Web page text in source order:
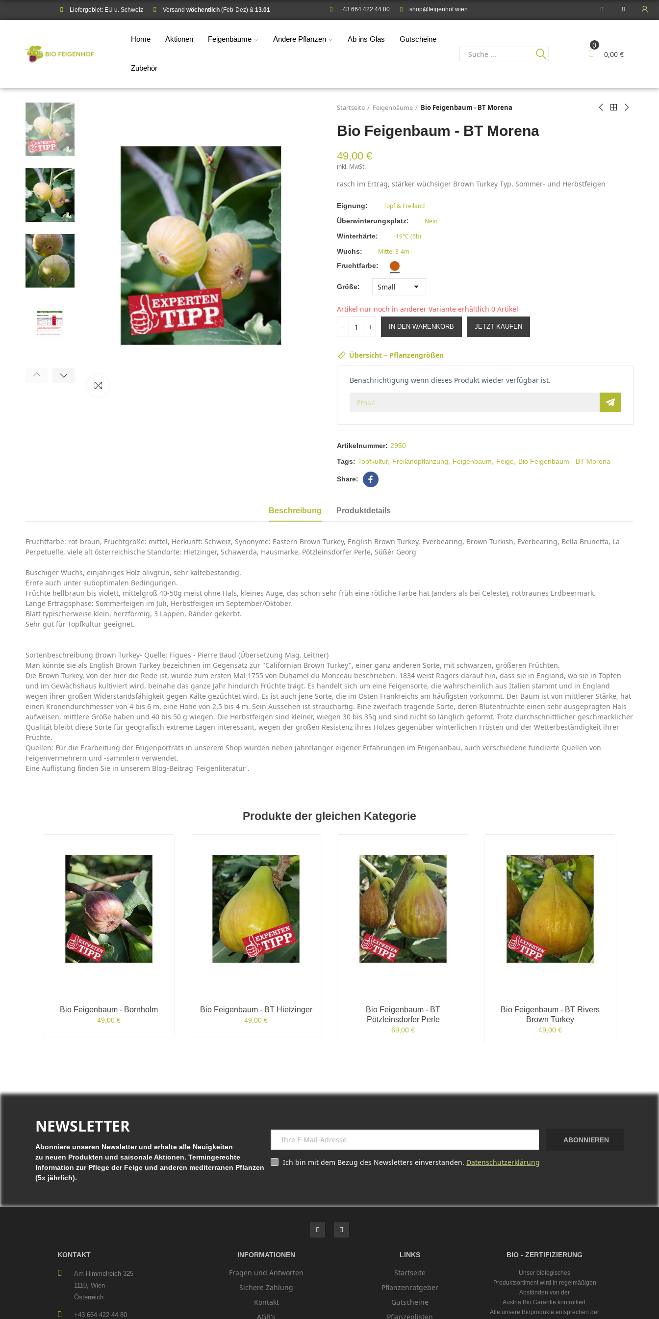
Liefergebiet: EU u. Schweiz Versand wöchentlich(Feb-Dez) & 13.01 +43 664 422 44 80 shop@feigenhof.wien
Home Aktionen Feigenbäume Andere Pflanzen Ab ins Glas Gutscheine
Zubehör
0
0,00 €
Startseite Feigenbäume Bio Feigenbaum - BT Morena
Bio Feigenbaum - BT Morena
49,00 €
inkl. MwSt.
rasch im Ertrag, stärker wüchsiger Brown Turkey Typ, Sommer- und Herbstfeigen
Eignung Topf & Freiland
Überwinterungsplatz Nein
Winterhärte -19°C (6b)
Wuchs Mittel 3-4m
Fruchtfarbe
Größe
Artikel nur noch in anderer Variante erhältlich 0 Artikel
IN DEN WARENKORB JETZT KAUFEN
Übersicht – Pflanzengrößen
Benachrichtigung wenn dieses Produkt wieder verfügbar ist.
Artikelnummer: 2950
Tags: Topfkultur Freilandpflanzung Feigenbaum Feige Bio Feigenbaum - BT Morena
Beschreibung Produktdetails
Fruchtfarbe: rot-braun, Fruchtgröße: mittel, Herkunft: Schweiz, Synonyme: Eastern Brown Turkey, English Brown Turkey, Everbearing, Brown Turkish, Everbearing, Bella Brunetta, La
Perpetuelle, viele alt österreichische Standorte: Hietzinger, Schawerda, Hausmarke, Pötzleinsdorfer Perle, Süßér Georg
Buschiger Wuchs, einjähriges Holz olivgrün, sehr kältebeständig.
Ernte auch unter suboptimalen Bedingungen.
Früchte hellbraun bis violett, mittelgroß 40-50g meist ohne Hals, kleines Auge, das schon sehr früh eine rötliche Farbe hat (anders als bei Celeste), rotbraunes Erdbeermark.
Lange Ertragsphase: Sommerfeigen im Juli, Herbstfeigen im September/Oktober.
Blatt typischerweise klein, herzförmig, 3 Lappen, Ränder gekerbt.
Sehr gut für Topfkultur geeignet.
Sortenbeschreibung Brown Turkey- Quelle: Figues - Pierre Baud (Übersetzung Mag. Leitner)
Man könnte sie als English Brown Turkey bezeichnen im Gegensatz zur "Californian Brown Turkey", einer ganz anderen Sorte, mit schwarzen, größeren Früchten.
Die Brown Turkey, von der hier die Rede ist, wurde zum ersten Mal 1755 von Duhamel du Monceau beschrieben. 1834 weist Rogers darauf hin, dass sie in England, wo sie in Töpfen
und im Gewächshaus kultiviert wird, beinahe das ganze Jahr hindurch Früchte trägt. Es handelt sich um eine Feigensorte, die wahrscheinlich aus Italien stammt und in England
wegen ihrer großen Widerstandsfähigkeit gegen Kälte gezüchtet wird. Es ist auch jene Sorte, die im Osten Frankreichs am häufigsten vorkommt. Der Baum ist von mittlerer Stärke, hat
einen Kronendurchmesser von 4 bis 6 m, eine Höhe von 2,5 bis 4 m. Sein Aussehen ist strauchartig. Eine zweifach tragende Sorte, deren Blütenfrüchte einen sehr ausgeprägten Hals
aufweisen, mittlere Größe haben und 40 bis 50 g wiegen. Die Herbstfeigen sind kleiner, wiegen 30 bis 35g und sind nicht so länglich geformt. Trotz durchschnittlicher geschmacklicher
Qualität bleibt diese Sorte für geografisch extreme Lagen interessant, wegen der großen Resistenz ihres Holzes gegenüber winterlichen Frösten und der Wetterbeständigkeit ihrer
Früchte.
Quellen: Für die Erarbeitung der Feigenporträts in unserem Shop wurden neben jahrelanger eigener Erfahrungen im Feigenanbau, auch verschiedene fundierte Quellen von
Feigenvermehrern und -sammlern verwendet.
Eine Auflistung finden Sie in unserem Blog-Beitrag 'Feigenliteratur'.
Produkte der gleichen Kategorie
Bio Feigenbaum - Bornholm
49,00 €
Bio Feigenbaum - BT Hietzinger
49,00 €
Bio Feigenbaum - BT
Pötzleinsdorfer Perle
69,00 €
Bio Feigenbaum - BT Rivers
Brown Turkey
49,00 €
NEWSLETTER
Abonniere unseren Newsletter und erhalte alle Neuigkeiten
zu neuen Produkten und saisonale Aktionen. Termingerechte
Information zur Pflege der Feige und anderen mediterranen Pflanzen
(5x jährlich).
ABONNIEREN
Ich bin mit dem Bezug des Newsletters einverstanden. Datenschutzerklärung
KONTAKT
Am Himmelreich 325
1110, Wien
Österreich
+43 664 422 44 80
INFORMATIONEN
Fragen und Antworten
Sichere Zahlung
Kontakt
AGB's
LINKS
Startseite
Pflanzenratgeber
Gutscheine
Pflanzenlisten
BIO - ZERTIFIZIERUNG
Unser biologisches
Produktsortiment wird in regelmäßigen
Abständen von der
Austria Bio Garantie kontrolliert.
Alle unsere Bioprodukte entsprechen der